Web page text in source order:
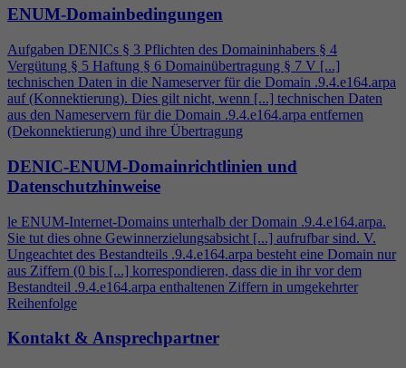
ENUM-Domainbedingungen
Aufgaben DENICs § 3 Pflichten des Domaininhabers § 4
Vergütung § 5 Haftung § 6 Domainübertragung § 7 V [...]
technischen Daten in die Nameserver für die Domain .9.4.e164.arpa
auf (Konnektierung). Dies gilt nicht, wenn [...] technischen Daten
aus den Nameservern für die Domain .9.4.e164.arpa entfernen
(Dekonnektierung) und ihre Übertragung
DENIC-ENUM-Domainrichtlinien und
Datenschutzhinweise
le ENUM-Internet-Domains unterhalb der Domain .9.4.e164.arpa.
Sie tut dies ohne Gewinnerzielungsabsicht [...] aufrufbar sind. V.
Ungeachtet des Bestandteils .9.4.e164.arpa besteht eine Domain nur
aus Ziffern (0 bis [...] korrespondieren, dass die in ihr vor dem
Bestandteil .9.4.e164.arpa enthaltenen Ziffern in umgekehrter
Reihenfolge
Kontakt & Ansprechpartner